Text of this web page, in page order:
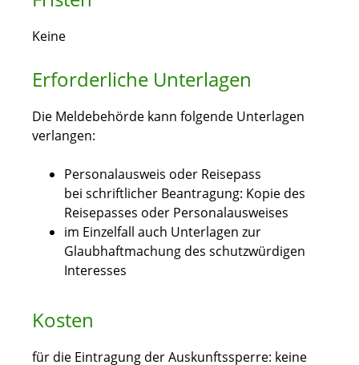
Keine
Erforderliche Unterlagen
Die Meldebehörde kann folgende Unterlagen
verlangen:
Personalausweis oder Reisepass
bei schriftlicher Beantragung: Kopie des
Reisepasses oder Personalausweises
im Einzelfall auch Unterlagen zur
Glaubhaftmachung des schutzwürdigen
Interesses
Kosten
für die Eintragung der Auskunftssperre: keine